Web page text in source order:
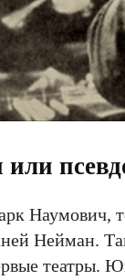
Наумович,
Нейман.
театры.